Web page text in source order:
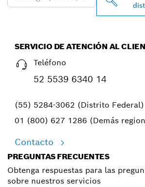
SERVICIO DE ATENCIÓN AL
Teléfono
52 5539 6340 14
(55) 5284-3062 (Distrito Federal)
01 (800) 627 1286 (Demás
Contacto
PREGUNTAS FRECUENTES
Obtenga respuestas para las
sobre nuestros servicios